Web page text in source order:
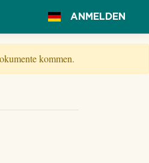
ANMELDEN
kommen.